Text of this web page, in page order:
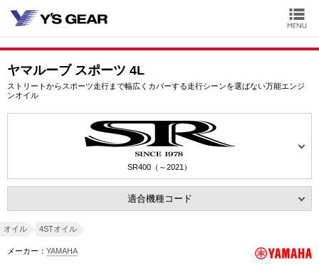
ヤマルーブ スポーツ 4L
ストリートからスポーツ走行まで幅広くカバーする走行シーンを選ばない万能エンジ
ンオイル
SR400（～2021）
適合機種コード
オイル 4STオイル
メーカー： YAMAHA